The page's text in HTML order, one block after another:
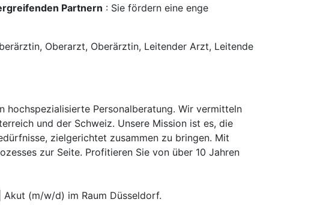
Partnern : Sie fördern eine enge
Oberarzt, Oberärztin, Leitender Arzt, Leitende
hochspezialisierte Personalberatung. Wir vermitteln
und der Schweiz. Unsere Mission ist es, die
zielgerichtet zusammen zu bringen. Mit
zur Seite. Profitieren Sie von über 10 Jahren
(m/w/d) im Raum Düsseldorf.